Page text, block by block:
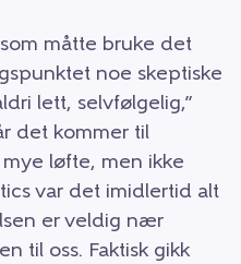
måtte bruke det
noe skeptiske
lett, selvfølgelig,”
det kommer til
løfte, men ikke
var det imidlertid alt
er veldig nær
til oss. Faktisk gikk